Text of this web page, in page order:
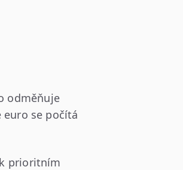
odměňuje
se počítá
prioritním